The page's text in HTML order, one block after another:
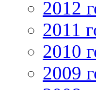
2012
2011
2010
2009